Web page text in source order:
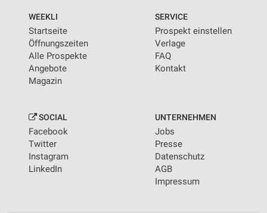
WEEKLI
Startseite
Öffnungszeiten
Alle Prospekte
Angebote
Magazin
SERVICE
Prospekt einstellen
Verlage
FAQ
Kontakt
SOCIAL
Facebook
Twitter
Instagram
LinkedIn
UNTERNEHMEN
Jobs
Presse
Datenschutz
AGB
Impressum